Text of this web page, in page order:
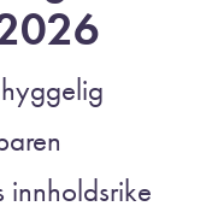
innholdsrike